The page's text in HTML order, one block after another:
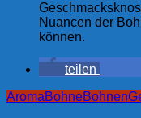
Nuancen der
können.
teilen
AromaBohneBohnen